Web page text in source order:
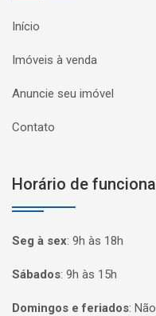
Início
Imóveis à venda
Anuncie seu imóvel
Contato
Horário de
Seg à sex: 9h às 18h
Sábados: 9h às 15h
Domingos e feriados: